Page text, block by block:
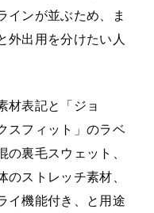
インが並ぶため、ま
外出用を分けたい人
材表記と「ジョ
スフィット」のラベ
裏毛スウェット、
ストレッチ素材、
イ機能付き、と用途